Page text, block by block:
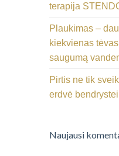
terapija
Plaukimas –
kiekvienas
saugumą
Pirtis ne tik
erdvė bendrystei
Naujausi